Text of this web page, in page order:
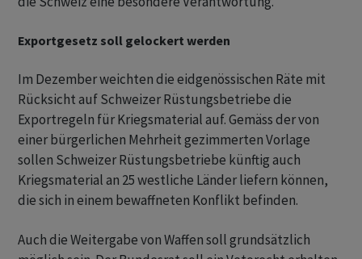
Exportgesetz soll gelockert werden
Im Dezember weichten die eidgenössischen Räte mit
Rücksicht auf Schweizer Rüstungsbetriebe die
Exportregeln für Kriegsmaterial auf. Gemäss der von
einer bürgerlichen Mehrheit gezimmerten Vorlage
sollen Schweizer Rüstungsbetriebe künftig auch
Kriegsmaterial an 25 westliche Länder liefern können,
die sich in einem bewaffneten Konflikt befinden.
Auch die Weitergabe von Waffen soll grundsätzlich